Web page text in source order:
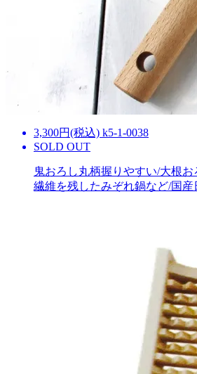
3,300円(税込) k5-1-0038
SOLD OUT
鬼おろし丸柄握りやすい/大根お
繊維を残したみぞれ鍋など/国産